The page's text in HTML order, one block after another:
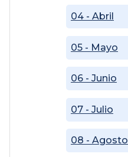
04 - Abril
05 - Mayo
06 - Junio
07 - Julio
08 - Agosto